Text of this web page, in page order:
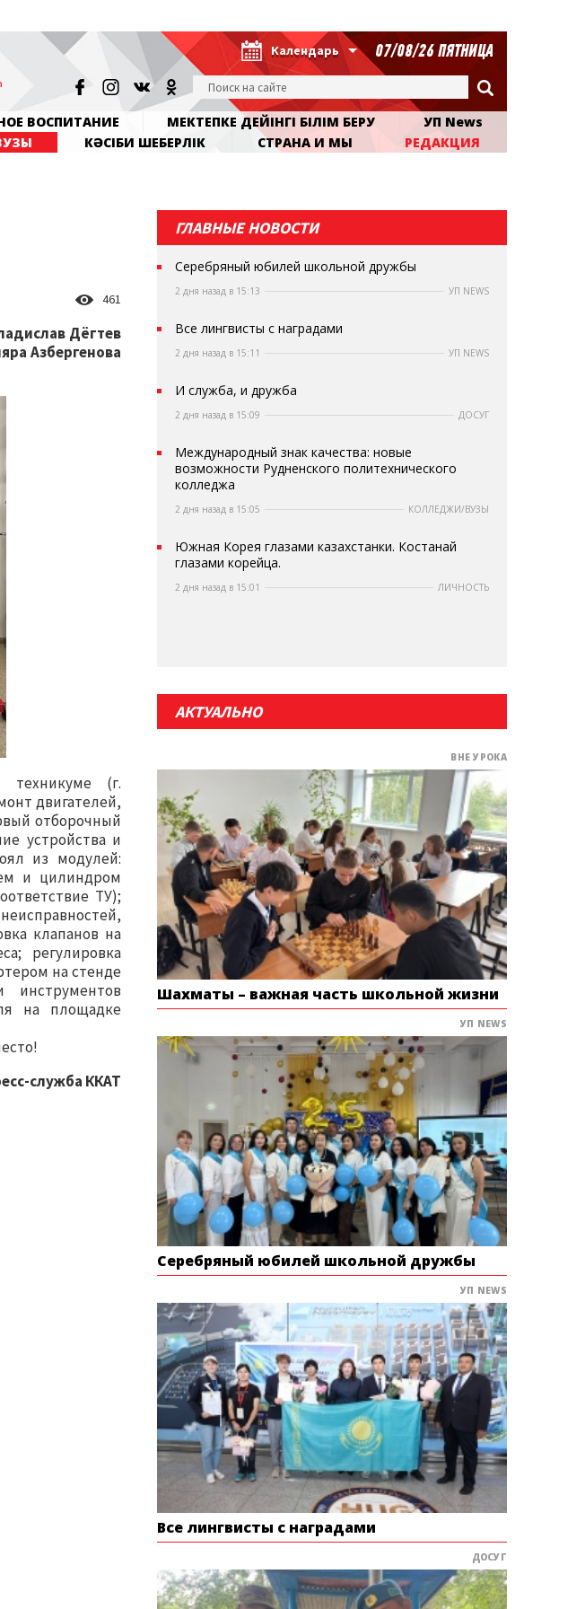
Календарь 07/08/26 ПЯТНИЦА
ВОСПИТАНИЕ МЕКТЕПКЕ ДЕЙІНГІ БІЛІМ БЕРУ
УП News
КӘСІБИ ШЕБЕРЛІК СТРАНА И МЫ РЕДАКЦИЯ
461
Дёгтев
Азбергенова
техникуме (г.
двигателей,
отборочный
устройства и
из модулей:
и цилиндром
ТУ);
клапанов на
регулировка
на стенде
инструментов
на площадке
служба ККАТ
ГЛАВНЫЕ НОВОСТИ
Серебряный юбилей школьной дружбы
2 дня назад в 15:13 УП NEWS
Все лингвисты с наградами
2 дня назад в 15:11 УП NEWS
И служба, и дружба
2 дня назад в 15:09 ДОСУГ
Международный знак качества: новые
возможности Рудненского политехнического
колледжа
2 дня назад в 15:05 КОЛЛЕДЖИ/ВУЗЫ
Южная Корея глазами казахстанки. Костанай
глазами корейца.
2 дня назад в 15:01 ЛИЧНОСТЬ
АКТУАЛЬНО
ВНЕ УРОКА
Шахматы – важная часть школьной жизни
УП NEWS
Серебряный юбилей школьной дружбы
УП NEWS
Все лингвисты с наградами
ДОСУГ